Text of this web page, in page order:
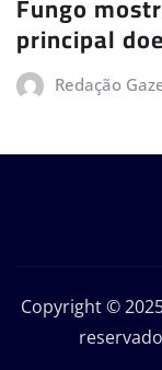
principal
Redação
Copyright ©